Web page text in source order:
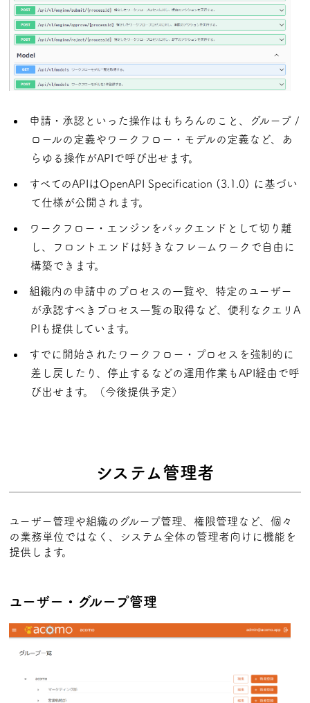
申請・承認といった操作はもちろんのこと、グループ /
ロールの定義やワークフロー・モデルの定義など、あ
らゆる操作がAPIで呼び出せます。
すべてのAPIはOpenAPI Specification (3.1.0) に基づい
て仕様が公開されます。
ワークフロー・エンジンをバックエンドとして切り離
し、フロントエンドは好きなフレームワークで自由に
構築できます。
組織内の申請中のプロセスの一覧や、特定のユーザー
が承認すべきプロセス一覧の取得など、便利なクエリA
PIも提供しています。
すでに開始されたワークフロー・プロセスを強制的に
差し戻したり、停止するなどの運用作業もAPI経由で呼
び出せます。（今後提供予定）
システム管理者
ユーザー管理や組織のグループ管理、権限管理など、個々
の業務単位ではなく、システム全体の管理者向けに機能を
提供します。
ユーザー・グループ管理